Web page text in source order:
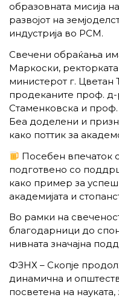
образовната мисија
развојот на
индустрија во РСМ.
Свечени обраќања
Маркоски,
министерот г. Цветан
продеканите проф.
Стаменковска и проф.
Беа доделени и
како поттик за
Посебен впечаток
подготвено со
како пример за
академијата и
Во рамки на
благодарници до
нивната значајна
ФЗНХ – Скопје
динамична и
посветена на